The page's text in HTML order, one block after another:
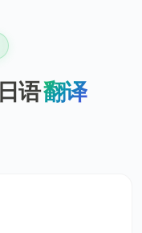
语翻译